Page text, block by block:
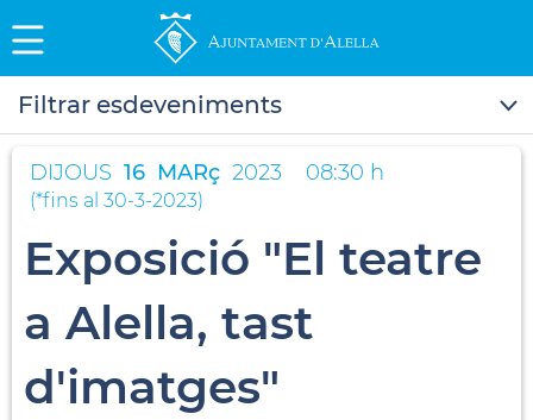
Filtrar esdeveniments
DIJOUS 16 MARç 2023 08:30 h
(*fins al 30-3-2023)
Exposició "El teatre
a Alella, tast
d'imatges"